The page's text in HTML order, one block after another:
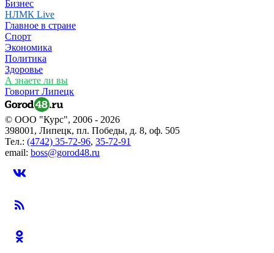
Бизнес
НЛМК Live
Главное в стране
Спорт
Экономика
Политика
Здоровье
А знаете ли вы
Говорит Липецк
© ООО "Курс", 2006 - 2026
398001, Липецк, пл. Победы, д. 8, оф. 505
Тел.: (4742) 35-72-96, 35-72-91
email: boss@gorod48.ru